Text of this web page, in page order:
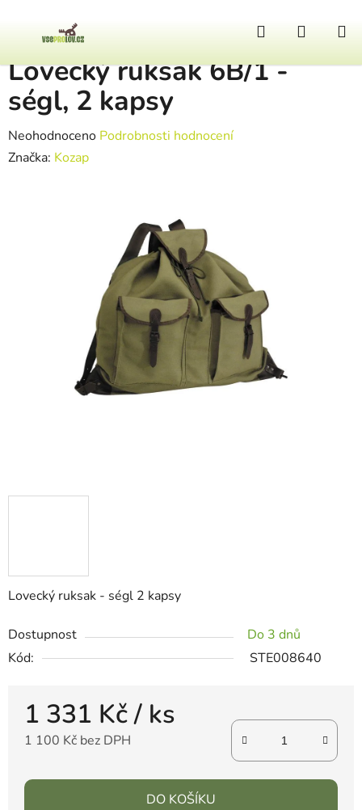
Hledat
Domů
Lovecký ruksak - ségl 2 kapsy
Dostupnost
Do 3 dnů
Kód:
STE008640
1 331 Kč/ ks
1 100 Kč bez DPH
DO KOŠÍKU
Lovecký ruksak 6B/1 -
ségl, 2 kapsy
Průměrné hodnocení produktu je 0,0 z 5 hvězdiček.
Neohodnoceno Podrobnosti hodnocení
Značka: Kozap